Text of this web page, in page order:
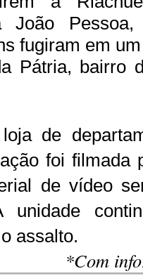
João
fugiram em
Pátria, bairro
de
foi filmada
de vídeo
assalto.
*Com